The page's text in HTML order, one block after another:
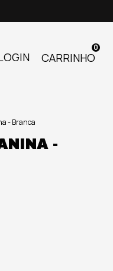
CARRINHO
0
- Branca
-